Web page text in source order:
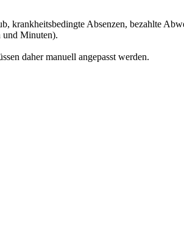
krankheitsbedingte Absenzen, bezahlte
und Minuten).
daher manuell angepasst werden.